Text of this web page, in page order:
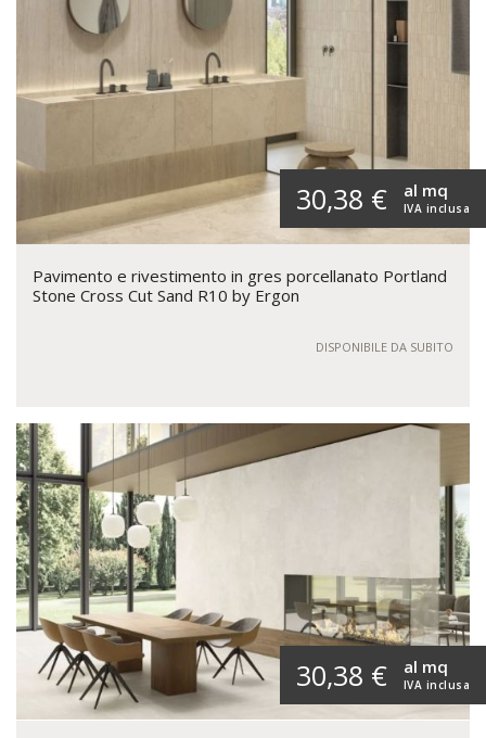
30,38 € IVA inclusa
al mq
Pavimento e rivestimento in gres porcellanato Portland
Stone Cross Cut Sand R10 by Ergon
DISPONIBILE DA SUBITO
30,38 € IVA inclusa
al mq